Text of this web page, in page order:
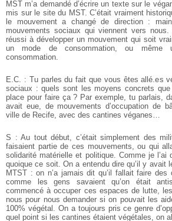
MST m’a demandé d’écrire un texte sur le
mis sur le site du MST. C’était vraiment
le mouvement a changé de direction :
mouvements sociaux qui viennent vers nous.
réussi à développer un mouvement qui soit
un mode de consommation, ou même
consommation.
E.C. : Tu parles du fait que vous êtes allé.es
sociaux : quels sont les moyens concrets
place pour faire ça ? Par exemple, tu parlais,
avait eue, de mouvements d’occupation de
ville de Recife, avec des cantines véganes…
S : Au tout début, c’était simplement des
faisaient partie de ces mouvements, ou qui
solidarité matérielle et politique. Comme je l’ai
quoique ce soit. On a entendu dire qu’il y avait
MTST : on n’a jamais dit qu’il fallait faire des
comme les gens savaient qu’on était
commencé à occuper ces espaces de lutte,
nous pour nous demander si on pouvait les
100% végétal. On a toujours pris ce genre
quel point si les cantines étaient végétales, on